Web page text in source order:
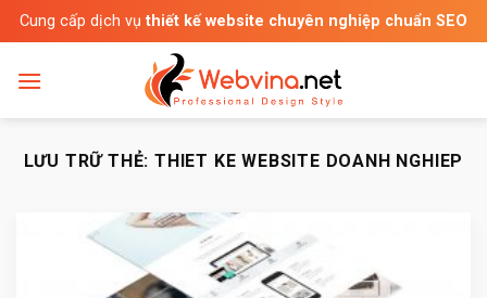
qua
dung
Cung cấp dịch vụ thiết kế website chuyên nghiệp chuẩn SEO
LƯU TRỮ THẺ:THIET KE WEBSITE DOANH NGHIEP